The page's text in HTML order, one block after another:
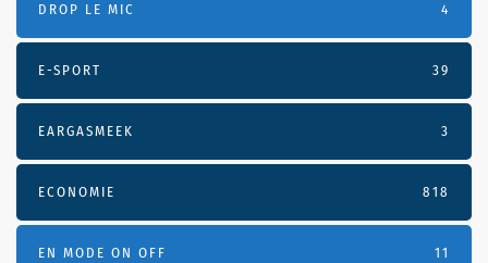
DROP LE MIC 4
E-SPORT 39
EARGASMEEK 3
ECONOMIE 818
EN MODE ON OFF 11